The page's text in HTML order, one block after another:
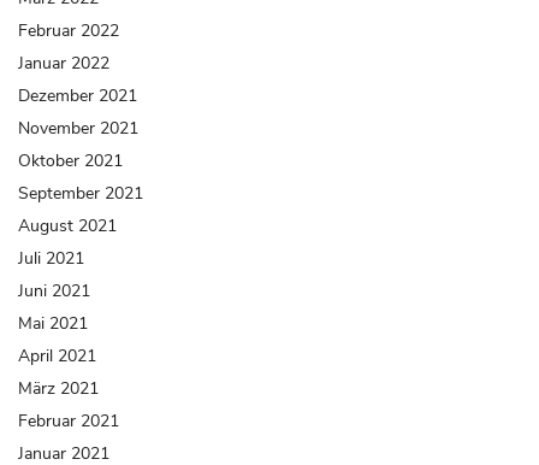
Februar 2022
Januar 2022
Dezember 2021
November 2021
Oktober 2021
September 2021
August 2021
Juli 2021
Juni 2021
Mai 2021
April 2021
März 2021
Februar 2021
Januar 2021